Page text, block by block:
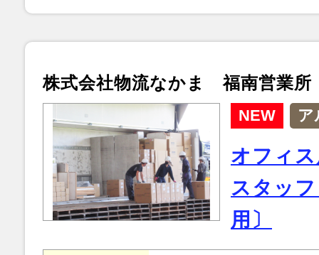
株式会社物流なかま 福南営業所
NEW ア
オフィ
スタッ
用〕